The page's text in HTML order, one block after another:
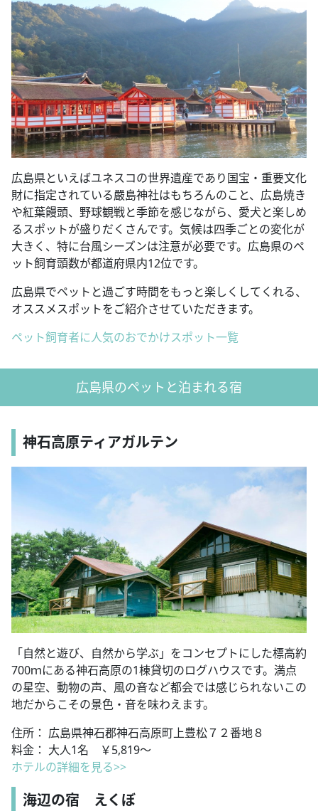
広島県といえばユネスコの世界遺産であり国宝・重要文化
財に指定されている嚴島神社はもちろんのこと、広島焼き
や紅葉饅頭、野球観戦と季節を感じながら、愛犬と楽しめ
るスポットが盛りだくさんです。気候は四季ごとの変化が
大きく、特に台風シーズンは注意が必要です。広島県のペ
ット飼育頭数が都道府県内12位です。
広島県でペットと過ごす時間をもっと楽しくしてくれる、
オススメスポットをご紹介させていただきます。
ペット飼育者に人気のおでかけスポット一覧
広島県のペットと泊まれる宿
神石高原ティアガルテン
「自然と遊び、自然から学ぶ」をコンセプトにした標高約
700ｍにある神石高原の1棟貸切のログハウスです。満点
の星空、動物の声、風の音など都会では感じられないこの
地だからこその景色・音を味わえます。
住所： 広島県神石郡神石高原町上豊松７２番地８
料金： 大人1名 ￥5,819～
ホテルの詳細を見る>>
海辺の宿 えくぼ